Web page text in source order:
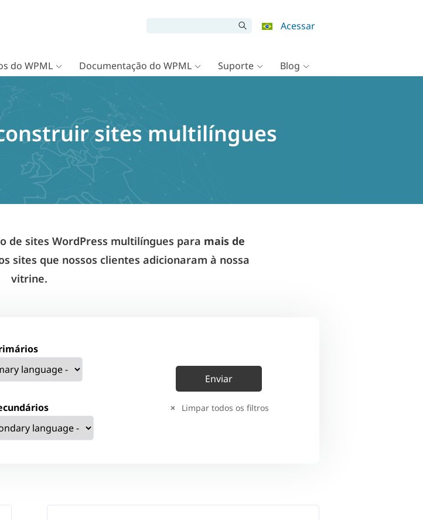
Acessar
do WPML Documentação do WPML Suporte Blog
sites multilíngues
de sites WordPress multilíngues para mais de
sites que nossos clientes adicionaram à nossa
vitrine.
Limpar todos os filtros